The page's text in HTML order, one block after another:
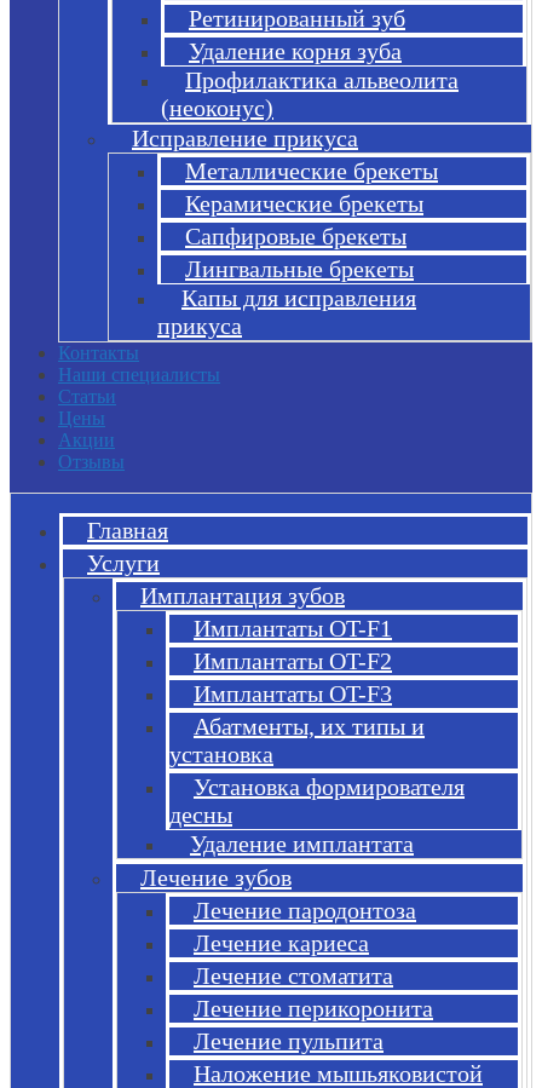
Ретинированный зуб
Удаление корня зуба
Профилактика альвеолита
(неоконус)
Исправление прикуса
Металлические брекеты
Керамические брекеты
Сапфировые брекеты
Лингвальные брекеты
Капы для исправления
прикуса
Контакты
Наши специалисты
Статьи
Цены
Акции
Отзывы
Главная
Услуги
Имплантация зубов
Имплантаты OT-F1
Имплантаты OT-F2
Имплантаты OT-F3
Абатменты, их типы и
установка
Установка формирователя
десны
Удаление имплантата
Лечение зубов
Лечение пародонтоза
Лечение кариеса
Лечение стоматита
Лечение перикоронита
Лечение пульпита
Наложение мышьяковистой